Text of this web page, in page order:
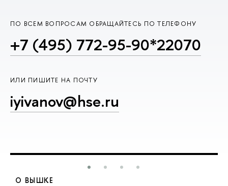
ПО ВСЕМ ВОПРОСАМ ОБРАЩАЙТЕСЬ ПО ТЕЛЕФОНУ
+7 (495) 772-95-90*22070
ИЛИ ПИШИТЕ НА ПОЧТУ
iyivanov@hse.ru
О ВЫШКЕ